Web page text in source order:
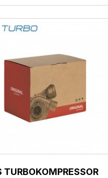
TURBOKOMPRESSOR